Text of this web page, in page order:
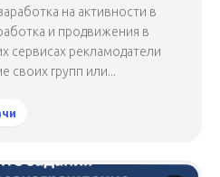
на активности в
и продвижения в
сервисах рекламодатели
своих групп или...